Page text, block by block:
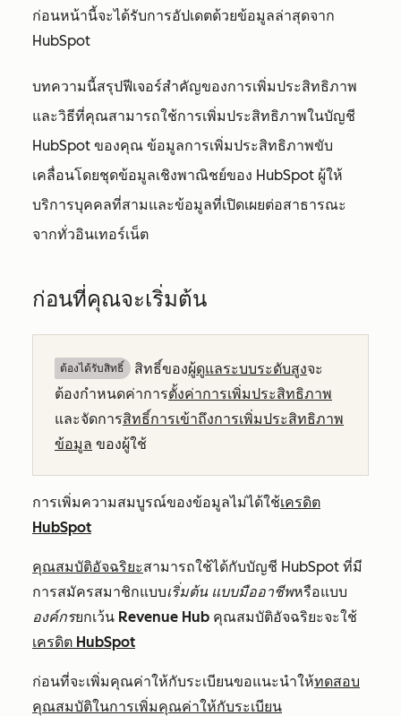
ก่อนหน้านี้จะได้รับการอัปเดตด้วยข้อมูลล่าสุดจาก
HubSpot
บทความนี้สรุปฟีเจอร์สำคัญของการเพิ่มประสิทธิภาพ
และวิธีที่คุณสามารถใช้การเพิ่มประสิทธิภาพในบัญชี
HubSpot ของคุณ ข้อมูลการเพิ่มประสิทธิภาพขับ
เคลื่อนโดยชุดข้อมูลเชิงพาณิชย์ของ HubSpot ผู้ให้
บริการบุคคลที่สามและข้อมูลที่เปิดเผยต่อสาธารณะ
จากทั่วอินเทอร์เน็ต
ก่อนที่คุณจะเริ่มต้น
ต้องได้รับสิทธิ์​ สิทธิ์ของผู้ดูแลระบบระดับสูงจะ
ต้องกำหนดค่าการตั้งค่าการเพิ่มประสิทธิภาพ
และจัดการสิทธิ์การเข้าถึงการเพิ่มประสิทธิภาพ
ข้อมูล ของผู้ใช้
การเพิ่มความสมบูรณ์ของข้อมูลไม่ได้ใช้เครดิต
HubSpot
คุณสมบัติอัจฉริยะสามารถใช้ได้กับบัญชี HubSpot ที่มี
การสมัครสมาชิกแบบเริ่มต้น แบบมืออาชีพหรือแบบ
องค์กรยกเว้น Revenue Hub คุณสมบัติอัจฉริยะจะใช้
เครดิต HubSpot
ก่อนที่จะเพิ่มคุณค่าให้กับระเบียนขอแนะนำให้ทดสอบ
คุณสมบัติในการเพิ่มคุณค่าให้กับระเบียน